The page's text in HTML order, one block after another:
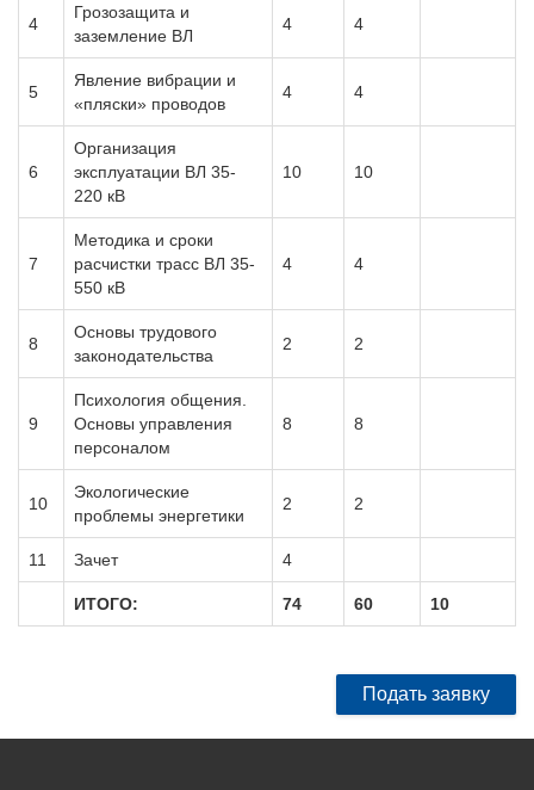
4
Грозозащита и
заземление ВЛ
4 4
5
Явление вибрации и
«пляски» проводов
4 4
6
Организация
эксплуатации ВЛ 35-
220 кВ
10 10
7
Методика и сроки
расчистки трасс ВЛ 35-
550 кВ
4 4
8
Основы трудового
законодательства
2 2
9
Психология общения.
Основы управления
персоналом
8 8
10
Экологические
проблемы энергетики
2 2
11 Зачет 4
ИТОГО: 74 60 10
Подать заявку